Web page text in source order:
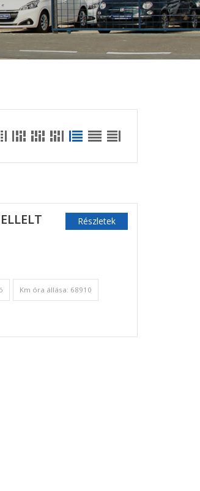
Részletek
Km óra állása: 68910